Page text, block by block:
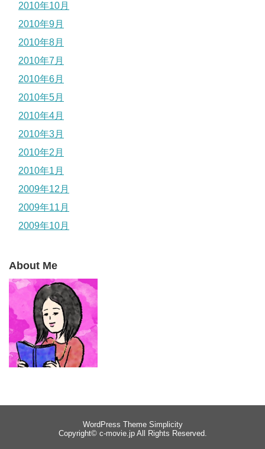
2010年10月
2010年9月
2010年8月
2010年7月
2010年6月
2010年5月
2010年4月
2010年3月
2010年2月
2010年1月
2009年12月
2009年11月
2009年10月
About Me
WordPress Theme Simplicity
Copyright© c-movie.jpAll Rights Reserved.